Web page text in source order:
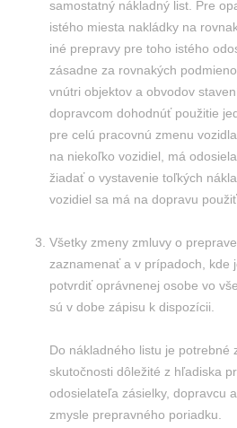
samostatný nákladný list. Pre
istého miesta nakládky na
iné prepravy pre toho istého
zásadne za rovnakých
vnútri objektov a obvodov
dopravcom dohodnúť použitie
pre celú pracovnú zmenu
na niekoľko vozidiel, má
žiadať o vystavenie toľkých
vozidiel sa má na dopravu použiť.
Všetky zmeny zmluvy o
zaznamenať a v prípadoch, kde
potvrdiť oprávnenej osobe vo
sú v dobe zápisu k dispozícii.
Do nákladného listu je potrebné
skutočnosti dôležité z hľadiska
odosielateľa zásielky, dopravcu
zmysle prepravného poriadku.